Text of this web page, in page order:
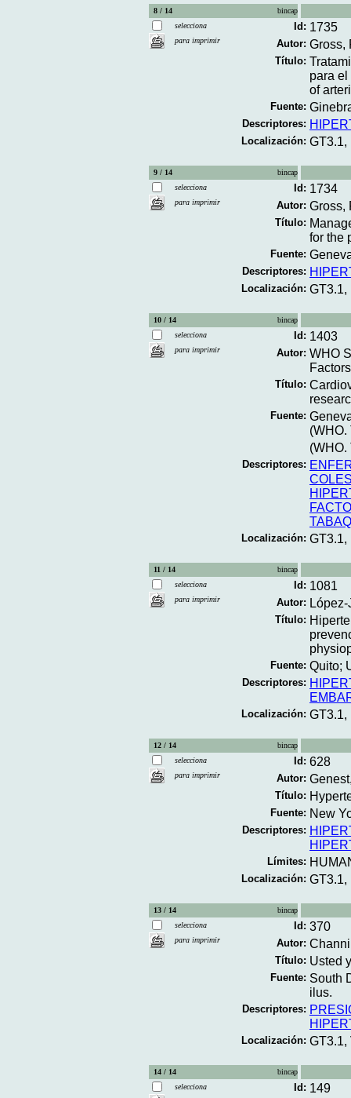
8 / 14
bincap
selecciona
para imprimir
Id: 1735
Autor: Gross,
Título:
para
of
Fuente:
Descriptores:
Localización: GT3.1,
9 / 14
bincap
selecciona
para imprimir
Id: 1734
Autor: Gross,
Título:
for the
Fuente:
Descriptores:
Localización: GT3.1,
10 / 14
bincap
selecciona
para imprimir
Id: 1403
Autor: WHO
Título:
Fuente:
(WHO.
(WHO.
Descriptores:
Localización: GT3.1,
11 / 14
bincap
selecciona
para imprimir
Id: 1081
Autor:
Título:
Fuente: Quito;
Descriptores:
Localización: GT3.1,
12 / 14
bincap
selecciona
para imprimir
Id: 628
Autor:
Título:
Fuente: New
Descriptores:
Límites:
Localización: GT3.1,
13 / 14
bincap
selecciona
para imprimir
Id: 370
Autor:
Título: Usted
Fuente: South
ilus.
Descriptores:
Localización: GT3.1,
14 / 14
bincap
selecciona
Id: 149